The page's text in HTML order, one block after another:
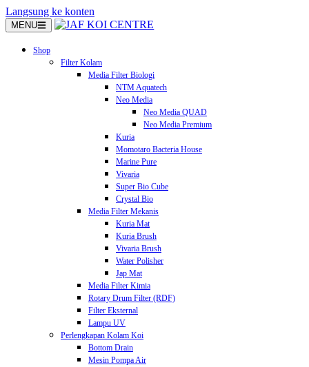
Langsung ke konten
MENU
Shop
Filter Kolam
Media Filter Biologi
NTM Aquatech
Neo Media
Neo Media QUAD
Neo Media Premium
Kuria
Momotaro Bacteria House
Marine Pure
Vivaria
Super Bio Cube
Crystal Bio
Media Filter Mekanis
Kuria Mat
Kuria Brush
Vivaria Brush
Water Polisher
Jap Mat
Media Filter Kimia
Rotary Drum Filter (RDF)
Filter Eksternal
Lampu UV
Perlengkapan Kolam Koi
Bottom Drain
Mesin Pompa Air